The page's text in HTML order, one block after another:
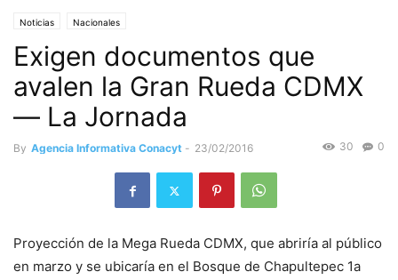
Noticias Nacionales
Exigen documentos que
avalen la Gran Rueda CDMX
— La Jornada
By Agencia Informativa Conacyt - 23/02/2016 0
30
Proyección de la Mega Rueda CDMX, que abriría al público
en marzo y se ubicaría en el Bosque de Chapultepec 1a